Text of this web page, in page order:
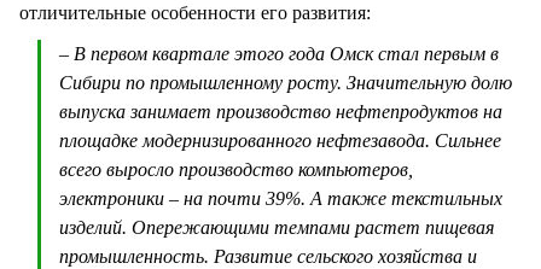
отличительные особенности его развития:
– В первом квартале этого года Омск стал первым в
Сибири по промышленному росту. Значительную долю
выпуска занимает производство нефтепродуктов на
площадке модернизированного нефтезавода. Сильнее
всего выросло производство компьютеров,
электроники – на почти 39%. А также текстильных
изделий. Опережающими темпами растет пищевая
промышленность. Развитие сельского хозяйства и